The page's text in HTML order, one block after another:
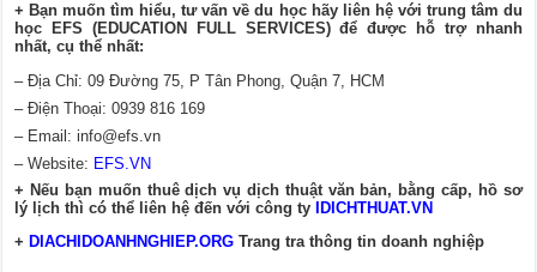
+ Bạn muốn tìm hiểu, tư vấn về du học hãy liên hệ với trung tâm du
học EFS (EDUCATION FULL SERVICES) để được hỗ trợ nhanh
nhất, cụ thể nhất:
– Địa Chỉ: 09 Đường 75, P Tân Phong, Quận 7, HCM
– Điện Thoại: 0939 816 169
– Email:info@efs.vn
– Website: EFS.VN
+ Nếu bạn muốn thuê dịch vụ dịch thuật văn bản, bằng cấp, hồ sơ
lý lịch thì có thể liên hệ đến với công ty
IDICHTHUAT.VN
+ DIACHIDOANHNGHIEP.ORG Trang tra thông tin doanh nghiệp